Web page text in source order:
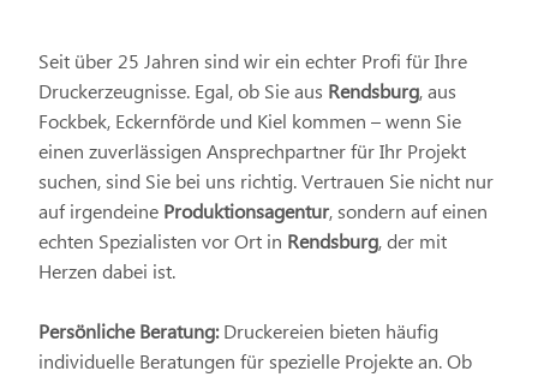
Seit über 25 Jahren sind wir ein echter Profi für Ihre
Druckerzeugnisse. Egal, ob Sie aus Rendsburg, aus
Fockbek, Eckernförde und Kiel kommen – wenn Sie
einen zuverlässigen Ansprechpartner für Ihr Projekt
suchen, sind Sie bei uns richtig. Vertrauen Sie nicht nur
auf irgendeine Produktionsagentur, sondern auf einen
echten Spezialisten vor Ort in Rendsburg, der mit
Herzen dabei ist.
Persönliche Beratung:Druckereien bieten häufig
individuelle Beratungen für spezielle Projekte an. Ob